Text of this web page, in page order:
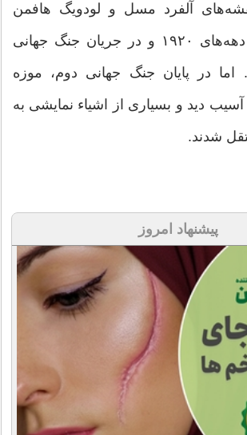
آلفرد مسل و لودویگ هافمن
ساخته شده، در دهه‌های ۱۹۲۰ و در جریان جنگ جهانی
اما در پایان جنگ جهانی دوم، موزه
دید و بسیاری از اشیاء نمایشی به
شدند.
پیشنهاد امروز